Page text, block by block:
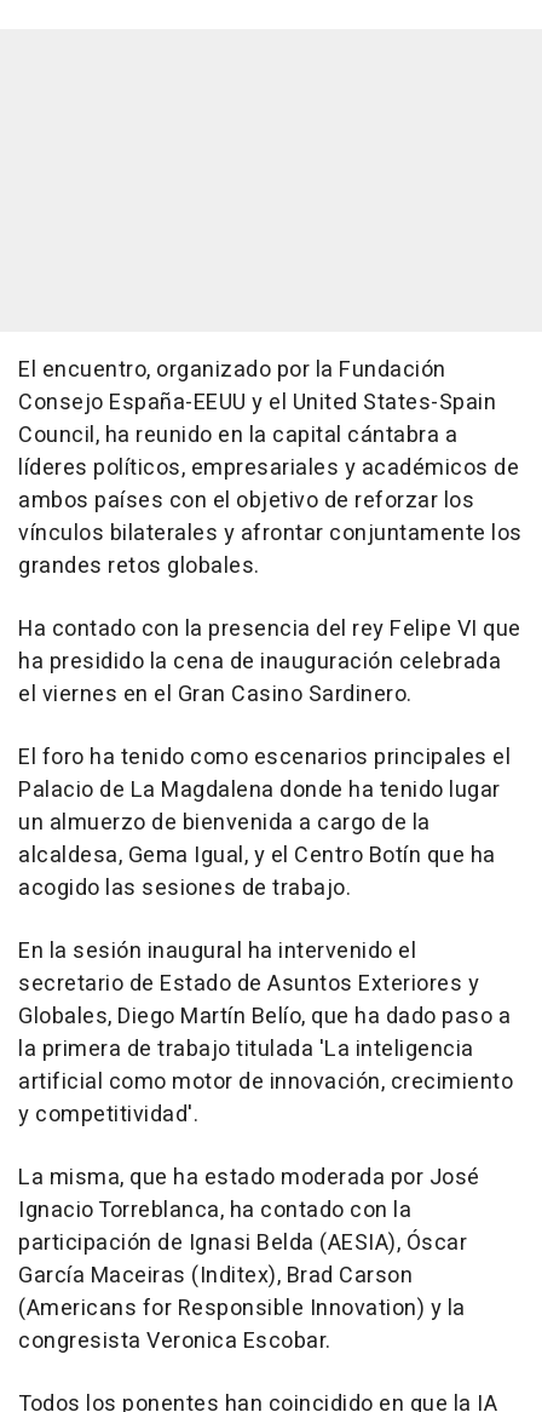
El encuentro, organizado por la Fundación
Consejo España-EEUU y el United States-Spain
Council, ha reunido en la capital cántabra a
líderes políticos, empresariales y académicos de
ambos países con el objetivo de reforzar los
vínculos bilaterales y afrontar conjuntamente los
grandes retos globales.
Ha contado con la presencia del rey Felipe VI que
ha presidido la cena de inauguración celebrada
el viernes en el Gran Casino Sardinero.
El foro ha tenido como escenarios principales el
Palacio de La Magdalena donde ha tenido lugar
un almuerzo de bienvenida a cargo de la
alcaldesa, Gema Igual, y el Centro Botín que ha
acogido las sesiones de trabajo.
En la sesión inaugural ha intervenido el
secretario de Estado de Asuntos Exteriores y
Globales, Diego Martín Belío, que ha dado paso a
la primera de trabajo titulada 'La inteligencia
artificial como motor de innovación, crecimiento
y competitividad'.
La misma, que ha estado moderada por José
Ignacio Torreblanca, ha contado con la
participación de Ignasi Belda (AESIA), Óscar
García Maceiras (Inditex), Brad Carson
(Americans for Responsible Innovation) y la
congresista Veronica Escobar.
Todos los ponentes han coincidido en que la IA